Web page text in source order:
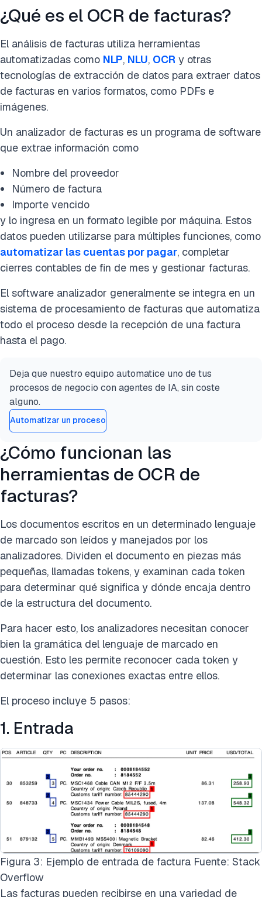
¿Qué es el OCR de facturas?
El análisis de facturas utiliza herramientas
automatizadas como NLP, NLU, OCR y otras
tecnologías de extracción de datos para extraer datos
de facturas en varios formatos, como PDFs e
imágenes.
Un analizador de facturas es un programa de software
que extrae información como
Nombre del proveedor
Número de factura
Importe vencido
y lo ingresa en un formato legible por máquina. Estos
datos pueden utilizarse para múltiples funciones, como
automatizar las cuentas por pagar, completar
cierres contables de fin de mes y gestionar facturas.
El software analizador generalmente se integra en un
sistema de procesamiento de facturas que automatiza
todo el proceso desde la recepción de una factura
hasta el pago.
Deja que nuestro equipo automatice uno de tus
procesos de negocio con agentes de IA, sin coste
alguno.
Automatizar un proceso
¿Cómo funcionan las
herramientas de OCR de
facturas?
Los documentos escritos en un determinado lenguaje
de marcado son leídos y manejados por los
analizadores. Dividen el documento en piezas más
pequeñas, llamadas tokens, y examinan cada token
para determinar qué significa y dónde encaja dentro
de la estructura del documento.
Para hacer esto, los analizadores necesitan conocer
bien la gramática del lenguaje de marcado en
cuestión. Esto les permite reconocer cada token y
determinar las conexiones exactas entre ellos.
El proceso incluye 5 pasos:
1. Entrada
Figura 3: Ejemplo de entrada de factura Fuente: Stack
Overflow
Las facturas pueden recibirse en una variedad de